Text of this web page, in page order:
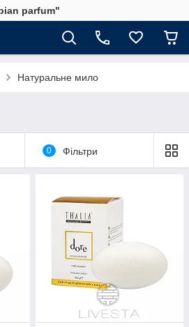
parfum"
Натуральне мило
0 Фільтри